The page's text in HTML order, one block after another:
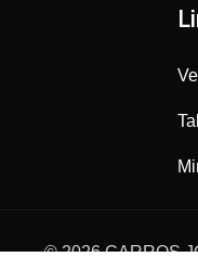
©2026 CARROS